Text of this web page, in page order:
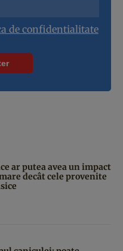
de confidentialitate
ar putea avea un impact
decât cele provenite